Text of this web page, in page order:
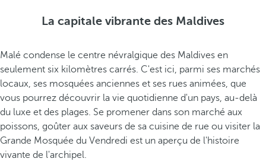
La capitale vibrante des Maldives
Malé condense le centre névralgique des Maldives en
seulement six kilomètres carrés. C'est ici, parmi ses marchés
locaux, ses mosquées anciennes et ses rues animées, que
vous pourrez découvrir la vie quotidienne d'un pays, au-delà
du luxe et des plages. Se promener dans son marché aux
poissons, goûter aux saveurs de sa cuisine de rue ou visiter la
Grande Mosquée du Vendredi est un aperçu de l'histoire
vivante de l'archipel.